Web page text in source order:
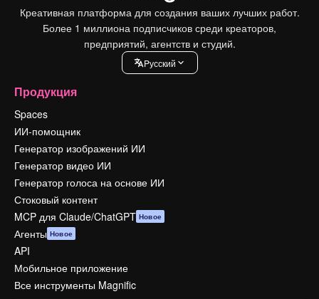
Креативная платформа для создания ваших лучших работ.
Более 1 миллиона подписчиков среди креаторов,
предприятий, агентств и студий.
Pусский
Продукция
Spaces
ИИ-помощник
Генератор изображений ИИ
Генератор видео ИИ
Генератор голоса на основе ИИ
Стоковый контент
MCP для Claude/ChatGPT Новое
Агенты Новое
API
Мобильное приложение
Все инструменты Magnific